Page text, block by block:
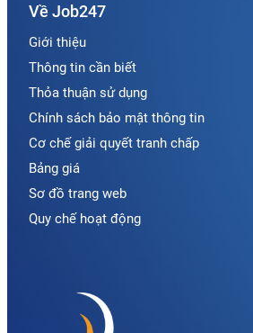
Về Job247
Giới thiệu
Thông tin cần biết
Thỏa thuận sử dụng
Chính sách bảo mật thông tin
Cơ chế giải quyết tranh chấp
Bảng giá
Sơ đồ trang web
Quy chế hoạt động